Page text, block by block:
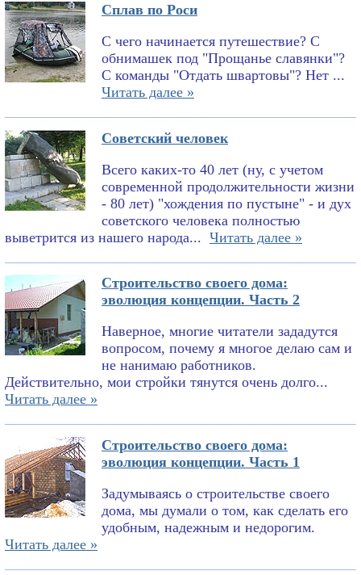
Сплав по Роси
С чего начинается путешествие? С
обнимашек под "Прощанье славянки"?
С команды "Отдать швартовы"? Нет ...
Читать далее »
Советский человек
Всего каких-то 40 лет (ну, с учетом
современной продолжительности жизни
- 80 лет) "хождения по пустыне" - и дух
советского человека полностью
выветрится из нашего народа... Читать далее »
Строительство своего дома:
эволюция концепции. Часть 2
Наверное, многие читатели зададутся
вопросом, почему я многое делаю сам и
не нанимаю работников.
Действительно, мои стройки тянутся очень долго...
Читать далее »
Строительство своего дома:
эволюция концепции. Часть 1
Задумываясь о строительстве своего
дома, мы думали о том, как сделать его
удобным, надежным и недорогим.
Читать далее »